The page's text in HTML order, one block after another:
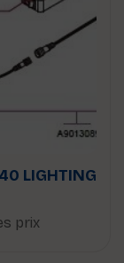
LIGHTING
prix